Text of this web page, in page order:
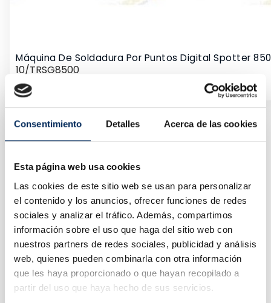
Consentimiento Detalles Acerca de las cookies
Esta página web usa cookies
Las cookies de este sitio web se usan para personalizar
el contenido y los anuncios, ofrecer funciones de redes
sociales y analizar el tráfico. Además, compartimos
información sobre el uso que haga del sitio web con
nuestros partners de redes sociales, publicidad y análisis
web, quienes pueden combinarla con otra información
que les haya proporcionado o que hayan recopilado a
partir del uso que haya hecho de sus servicios.
Máquina De Soldadura Por Puntos Digital Spotter
10/TRSG8500
650,00 €
Protector De Memorias Baterías